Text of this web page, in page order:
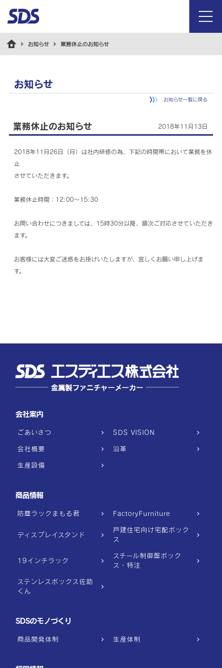
menu
お知らせ 業務休止のお知らせ
お知らせ
お知らせ一覧に戻る
業務休止のお知らせ 2018年11月13日
2018年11月26日（月）は社内研修の為、下記の時間帯において業務を休
止
させていただきます。
業務休止時間：12:00～15:30
お問い合わせにつきましては、15時30分以降、順次ご対応させていただき
ます。
お客様には大変ご迷惑をお掛けいたしますが、宜しくお願い申し上げま
す。
会社案内
ごあいさつ SDS VISION
会社概要 沿革
生産設備
商品情報
防塵ラックまもる君 FactoryFurniture
ディスプレイスタンド
戸建住宅向け宅配ボック
ス
19インチラック
スチール制御盤ボック
ス・特注
ステンレスボックス佐助
くん
SDSのモノづくり
商品開発体制 生産体制